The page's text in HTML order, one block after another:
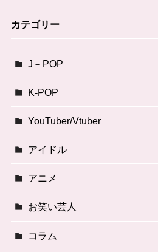
カテゴリー
J－POP
K-POP
YouTuber/Vtuber
アイドル
アニメ
お笑い芸人
コラム